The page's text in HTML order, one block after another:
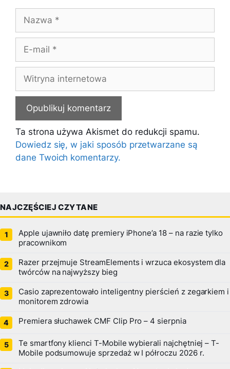
mail
internetowa
Ta strona używa Akismet do redukcji spamu.
Dowiedz się, w jaki sposób przetwarzane są
dane Twoich komentarzy.
NAJCZĘŚCIEJ CZYTANE
Apple ujawniło datę premiery iPhone’a 18 – na razie tylko
pracownikom
Razer przejmuje StreamElements i wrzuca ekosystem dla
twórców na najwyższy bieg
Casio zaprezentowało inteligentny pierścień z zegarkiem i
monitorem zdrowia
Premiera słuchawek CMF Clip Pro – 4 sierpnia
Te smartfony klienci T-Mobile wybierali najchętniej – T-
Mobile podsumowuje sprzedaż w I półroczu 2026 r.